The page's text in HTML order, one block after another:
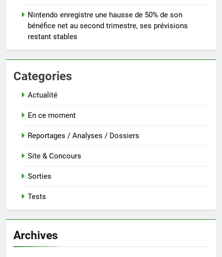
Nintendo enregistre une hausse de 50% de son
bénéfice net au second trimestre, ses prévisions
restant stables
Categories
Actualité
En ce moment
Reportages / Analyses / Dossiers
Site & Concours
Sorties
Tests
Archives